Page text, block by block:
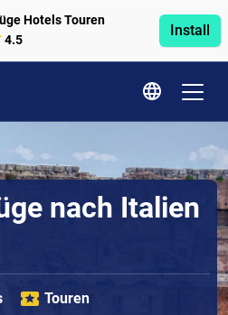
Hotels Touren
4.5
Install
nach Italien
Touren